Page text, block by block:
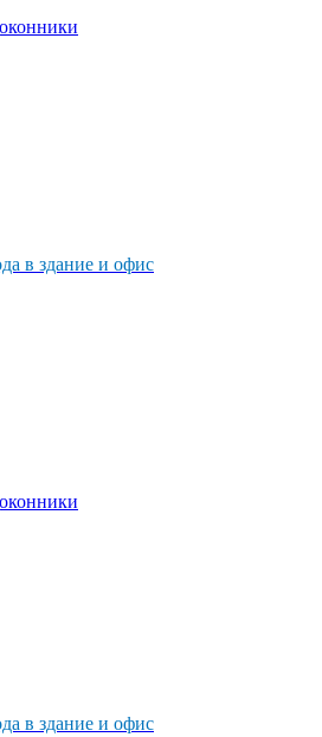
в здание и офис
в здание и офис